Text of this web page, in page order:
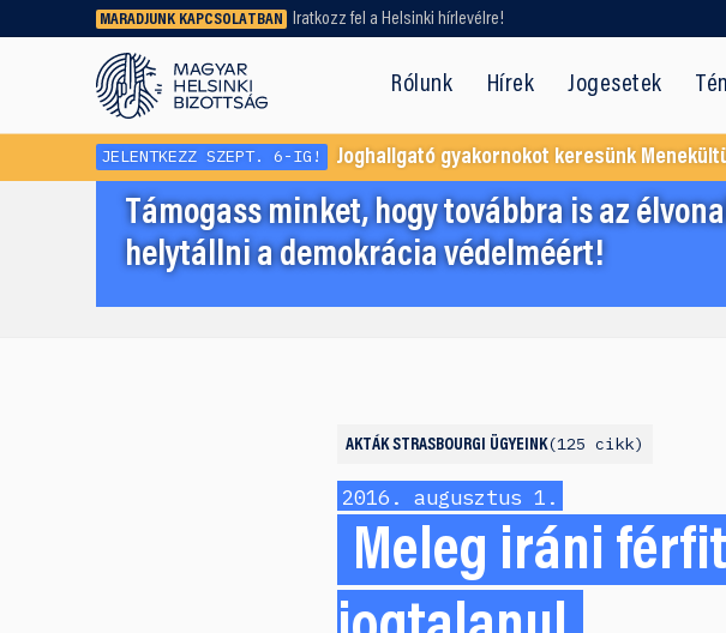
MARADJUNK KAPCSOLATBAN Iratkozz fel a Helsinki hírlevélre!
Rólunk Hírek Jogesetek
Régebbi tartalmat vagy
dokumentumot keresel? Használd a
keresőnket!
JELENTKEZZ SZEPT. 6-IG! Joghallgató gyakornokot keresünk
Támogass minket, hogy továbbra is az
helytállni a demokrácia védelméért!
AKTÁK STRASBOURGI ÜGYEINK 125 cikk
2016. augusztus 1.
Meleg iráni